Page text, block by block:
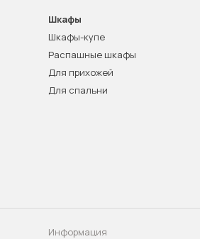
Шкафы
Шкафы-купе
Распашные шкафы
Для прихожей
Для спальни
Информация